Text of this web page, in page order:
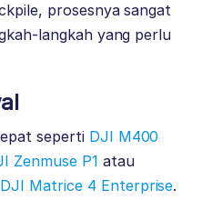
prosesnya sangat
langkah yang perlu
seperti DJI M400
Zenmuse P1 atau
DJI Matrice 4 Enterprise.